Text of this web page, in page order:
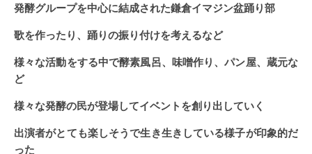
発酵グループを中心に結成された鎌倉イマジン盆踊り部
歌を作ったり、踊りの振り付けを考えるなど
様々な活動をする中で酵素風呂、味噌作り、パン屋、蔵元な
ど
様々な発酵の民が登場してイベントを創り出していく
出演者がとても楽しそうで生き生きしている様子が印象的だ
った